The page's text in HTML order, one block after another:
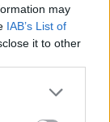
may
IAB’s List of
it to other
να
Εντυπωσιακό
C-HR.